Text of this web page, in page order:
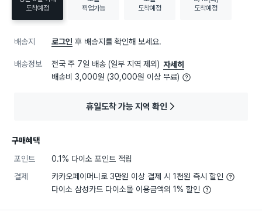
도착예정
픽업가능
도착예정
도착예정
배송지 로그인 후 배송지를 확인해 보세요.
배송정보 전국 주 7일 배송 (일부 지역 제외) 자세히
배송비 3,000원 (30,000원 이상 무료)
휴일도착 가능 지역 확인
구매혜택
포인트
0.1% 다이소 포인트 적립
결제
카카오페이머니로 3만원 이상 결제 시 1천원 즉시 할인
다이소 삼성카드 다이소몰 이용금액의 1% 할인